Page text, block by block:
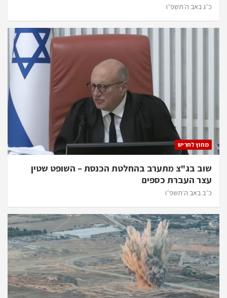
כ״ג באב ה׳תשפ״ו
מחוץ לחריש
שוב בג"צ מתערב בהחלטת הכנסת – השופט שטין
עצר העברת כספים
כ״ב באב ה׳תשפ״ו